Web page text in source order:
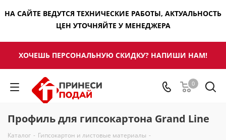
НА САЙТЕ ВЕДУТСЯ ТЕХНИЧЕСКИЕ РАБОТЫ, АКТУАЛЬНОСТЬ
ЦЕН УТОЧНЯЙТЕ У МЕНЕДЖЕРА
ХОЧЕШЬ ПЕРСОНАЛЬНУЮ СКИДКУ? НАПИШИ НАМ!
0
Профиль для гипсокартона Grand Line
Каталог - Гипсокартон и листовые материалы -